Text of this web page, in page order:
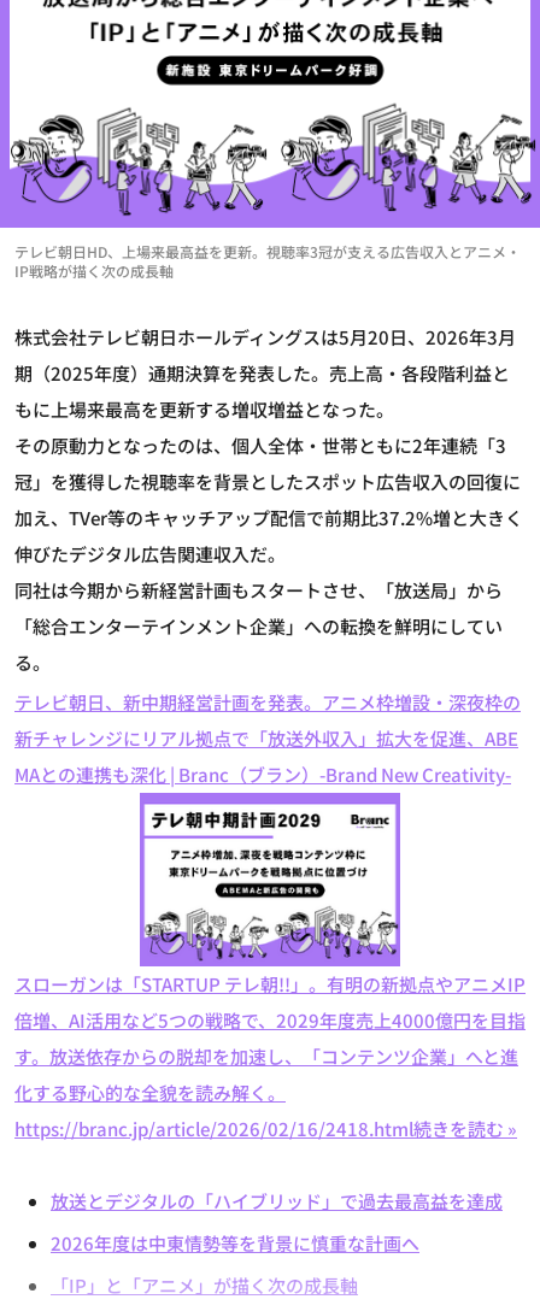
テレビ朝日HD、上場来最高益を更新。視聴率3冠が支える広告収入とアニメ・
IP戦略が描く次の成長軸
株式会社テレビ朝日ホールディングスは5月20日、2026年3月
期（2025年度）通期決算を発表した。売上高・各段階利益と
もに上場来最高を更新する増収増益となった。
その原動力となったのは、個人全体・世帯ともに2年連続「3
冠」を獲得した視聴率を背景としたスポット広告収入の回復に
加え、TVer等のキャッチアップ配信で前期比37.2%増と大きく
伸びたデジタル広告関連収入だ。
同社は今期から新経営計画もスタートさせ、「放送局」から
「総合エンターテインメント企業」への転換を鮮明にしてい
る。
テレビ朝日、新中期経営計画を発表。アニメ枠増設・深夜枠の
新チャレンジにリアル拠点で「放送外収入」拡大を促進、ABE
MAとの連携も深化 | Branc（ブラン）-Brand New Creativity-
スローガンは「STARTUP テレ朝!!」。有明の新拠点やアニメIP
倍増、AI活用など5つの戦略で、2029年度売上4000億円を目指
す。放送依存からの脱却を加速し、「コンテンツ企業」へと進
化する野心的な全貌を読み解く。
https://branc.jp/article/2026/02/16/2418.html続きを読む »
放送とデジタルの「ハイブリッド」で過去最高益を達成
2026年度は中東情勢等を背景に慎重な計画へ
「IP」と「アニメ」が描く次の成長軸